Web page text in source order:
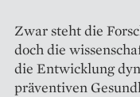
Zwar steht die
doch die
die Entwicklung
präventiven